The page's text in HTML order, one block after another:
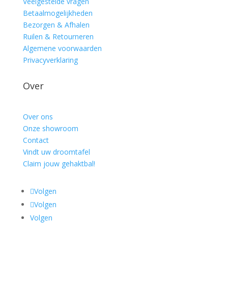
Betaalmogelijkheden
Bezorgen & Afhalen
Ruilen & Retourneren
Algemene voorwaarden
Privacyverklaring
Over
Over ons
Onze showroom
Contact
Vindt uw droomtafel
Claim jouw gehaktbal!
Volgen
Volgen
Volgen